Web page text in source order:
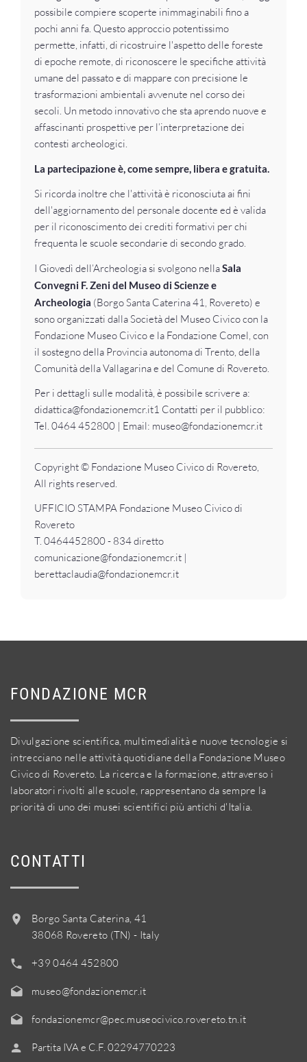
possibile compiere scoperte inimmaginabili fino a
pochi anni fa. Questo approccio potentissimo
permette, infatti, di ricostruire l'aspetto delle foreste
di epoche remote, di riconoscere le specifiche attività
umane del passato e di mappare con precisione le
trasformazioni ambientali avvenute nel corso dei
secoli. Un metodo innovativo che sta aprendo nuove e
affascinanti prospettive per l’interpretazione dei
contesti archeologici.
La partecipazione è, come sempre, libera e gratuita.
Si ricorda inoltre che l'attività è riconosciuta ai fini
dell'aggiornamento del personale docente ed è valida
per il riconoscimento dei crediti formativi per chi
frequenta le scuole secondarie di secondo grado.
I Giovedì dell’Archeologia si svolgono nellaSala
Convegni F. Zeni del Museo di Scienze e
Archeologia (Borgo Santa Caterina 41, Rovereto) e
sono organizzati dalla Società del Museo Civico con la
Fondazione Museo Civico e la Fondazione Comel, con
il sostegno della Provincia autonoma di Trento, della
Comunità della Vallagarina e del Comune di Rovereto.
Per i dettagli sulle modalità, è possibile scrivere a:
didattica@fondazionemcr.it1 Contatti per il pubblico:
Tel. 0464 452800 | Email: museo@fondazionemcr.it
Copyright © Fondazione Museo Civico di Rovereto,
All rights reserved.
UFFICIO STAMPA Fondazione Museo Civico di
Rovereto
T. 0464452800 - 834 diretto
comunicazione@fondazionemcr.it |
berettaclaudia@fondazionemcr.it
FONDAZIONE MCR
Divulgazione scientifica, multimedialità e nuove tecnologie si
intrecciano nelle attività quotidiane della Fondazione Museo
Civico di Rovereto. La ricerca e la formazione, attraverso i
laboratori rivolti alle scuole, rappresentano da sempre la
priorità di uno dei musei scientifici più antichi d'Italia.
CONTATTI
Borgo Santa Caterina, 41
38068 Rovereto (TN) - Italy
+39 0464 452800
museo@fondazionemcr.it
fondazionemcr@pec.museocivico.rovereto.tn.it
Partita IVA e C.F. 02294770223